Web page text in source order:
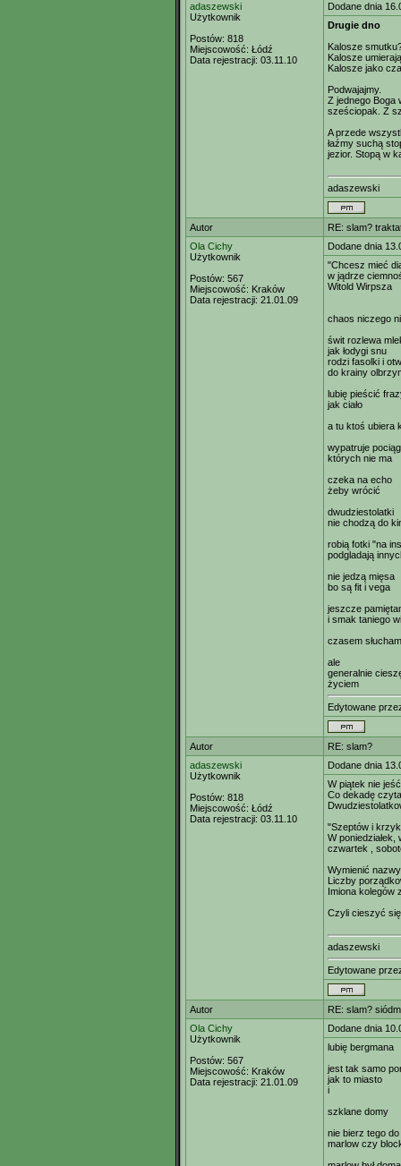
adaszewski
Użytkownik
Postów: 818
Miejscowość: Łódź
Data rejestracji: 03.11.10
Dodane dnia
Drugie dno
Kalosze
Kalosze
Kalosze jako
Podwajajmy.
Z jednego Boga
sześciopak. Z
A przede
łaźmy suchą
jezior. Stopą w
adaszewski
Autor
RE: slam?
Ola Cichy
Użytkownik
Postów: 567
Miejscowość: Kraków
Data rejestracji: 21.01.09
Dodane dnia
"Chcesz mieć
w jądrze
Witold Wirpsza
chaos niczego
świt rozlewa
jak łodygi snu
rodzi fasolki i
do krainy
lubię pieścić
jak ciało
a tu ktoś ubiera
wypatruje
których nie ma
czeka na echo
żeby wrócić
dwudziestolatki
nie chodzą do
robią fotki "na
podgladają
nie jedzą mięsa
bo są fit i vega
jeszcze
i smak taniego
czasem
ale
generalnie
życiem
Edytowane
Autor
RE: slam?
adaszewski
Użytkownik
Postów: 818
Miejscowość: Łódź
Data rejestracji: 03.11.10
Dodane dnia
W piątek nie
Co dekadę
"Szeptów i
W
czwartek ,
Wymienić
Liczby
Imiona kolegów
Czyli cieszyć
adaszewski
Edytowane
Autor
RE: slam?
Ola Cichy
Użytkownik
Postów: 567
Miejscowość: Kraków
Data rejestracji: 21.01.09
Dodane dnia
lubię bergmana
jest tak samo
jak to miasto
i
szklane domy
nie bierz tego do
marlow czy